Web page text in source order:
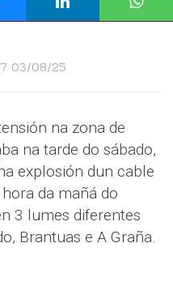
03/08/25
na zona de
na tarde do sábado,
explosión dun cable
da mañá do
3 lumes diferentes
Brantuas e A Graña.